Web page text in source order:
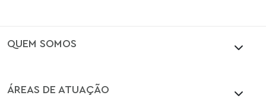
QUEM SOMOS
ÁREAS DE ATUAÇÃO